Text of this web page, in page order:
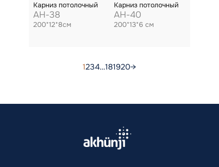
Карниз потолочный
AH-38
200*12*8см
Карниз потолочный
AH-40
200*13*6 см
1234…181920→